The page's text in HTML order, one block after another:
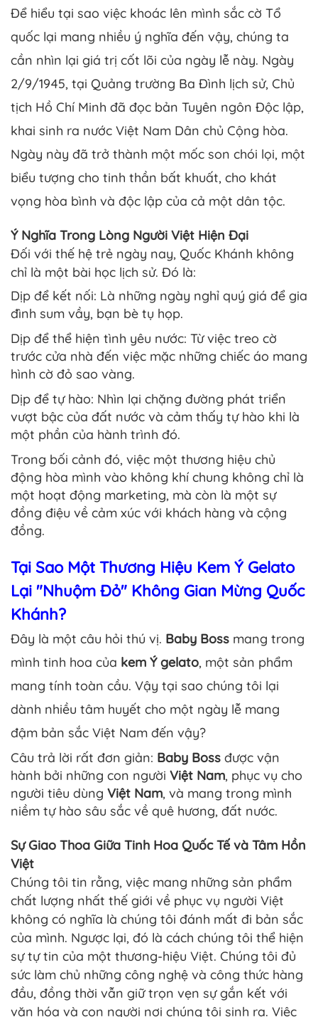
Để hiểu tại sao việc khoác lên mình sắc cờ Tổ
quốc lại mang nhiều ý nghĩa đến vậy, chúng ta
cần nhìn lại giá trị cốt lõi của ngày lễ này. Ngày
2/9/1945, tại Quảng trường Ba Đình lịch sử, Chủ
tịch Hồ Chí Minh đã đọc bản Tuyên ngôn Độc lập,
khai sinh ra nước Việt Nam Dân chủ Cộng hòa.
Ngày này đã trở thành một mốc son chói lọi, một
biểu tượng cho tinh thần bất khuất, cho khát
vọng hòa bình và độc lập của cả một dân tộc.
Ý Nghĩa Trong Lòng Người Việt Hiện Đại
Đối với thế hệ trẻ ngày nay, Quốc Khánh không
chỉ là một bài học lịch sử. Đó là:
Dịp để kết nối: Là những ngày nghỉ quý giá để gia
đình sum vầy, bạn bè tụ họp.
Dịp để thể hiện tình yêu nước: Từ việc treo cờ
trước cửa nhà đến việc mặc những chiếc áo mang
hình cờ đỏ sao vàng.
Dịp để tự hào: Nhìn lại chặng đường phát triển
vượt bậc của đất nước và cảm thấy tự hào khi là
một phần của hành trình đó.
Trong bối cảnh đó, việc một thương hiệu chủ
động hòa mình vào không khí chung không chỉ là
một hoạt động marketing, mà còn là một sự
đồng điệu về cảm xúc với khách hàng và cộng
đồng.
Tại Sao Một Thương Hiệu Kem Ý Gelato
Lại "Nhuộm Đỏ" Không Gian Mừng Quốc
Khánh?
Đây là một câu hỏi thú vị. Baby Boss mang trong
mình tinh hoa của kem Ý gelato, một sản phẩm
mang tính toàn cầu. Vậy tại sao chúng tôi lại
dành nhiều tâm huyết cho một ngày lễ mang
đậm bản sắc Việt Nam đến vậy?
Câu trả lời rất đơn giản: Baby Boss được vận
hành bởi những con người Việt Nam, phục vụ cho
người tiêu dùng Việt Nam, và mang trong mình
niềm tự hào sâu sắc về quê hương, đất nước.
Sự Giao Thoa Giữa Tinh Hoa Quốc Tế và Tâm Hồn
Việt
Chúng tôi tin rằng, việc mang những sản phẩm
chất lượng nhất thế giới về phục vụ người Việt
không có nghĩa là chúng tôi đánh mất đi bản sắc
của mình. Ngược lại, đó là cách chúng tôi thể hiện
sự tự tin của một thương-hiệu Việt. Chúng tôi đủ
sức làm chủ những công nghệ và công thức hàng
đầu, đồng thời vẫn giữ trọn vẹn sự gắn kết với
văn hóa và con người nơi chúng tôi sinh ra. Việc